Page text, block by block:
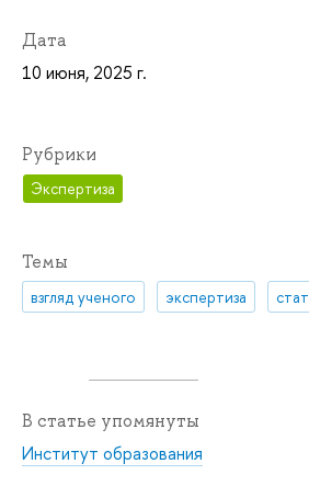
Дата
10 июня, 2025 г.
Рубрики
Экспертиза
Темы
взгляд ученого экспертиза
В статье упомянуты
Институт образования